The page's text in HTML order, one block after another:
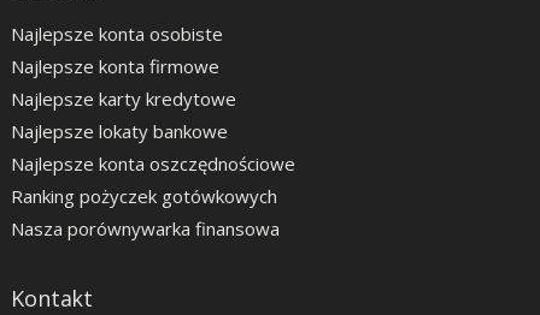
Najlepsze konta osobiste
Najlepsze konta firmowe
Najlepsze karty kredytowe
Najlepsze lokaty bankowe
Najlepsze konta oszczędnościowe
Ranking pożyczek gotówkowych
Nasza porównywarka finansowa
Kontakt